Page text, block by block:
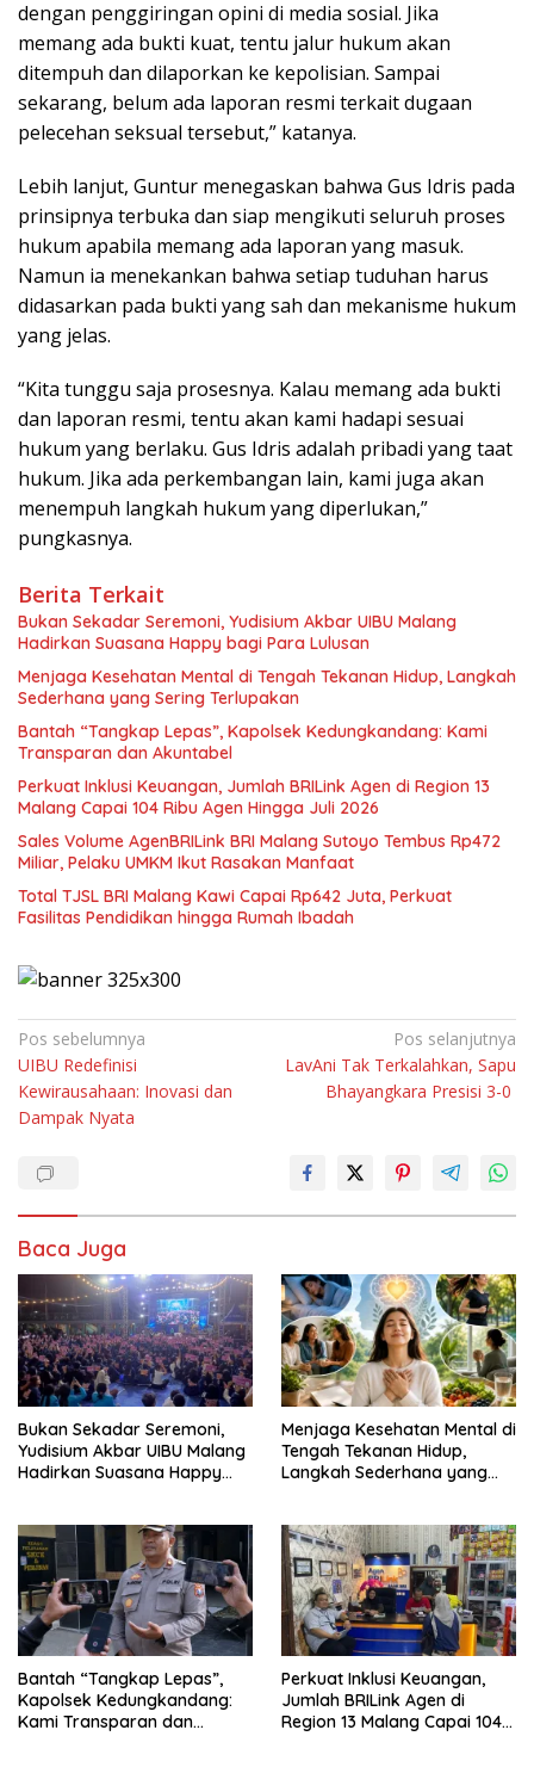
dengan penggiringan opini di media sosial. Jika
memang ada bukti kuat, tentu jalur hukum akan
ditempuh dan dilaporkan ke kepolisian. Sampai
sekarang, belum ada laporan resmi terkait dugaan
pelecehan seksual tersebut,” katanya.
Lebih lanjut, Guntur menegaskan bahwa Gus Idris pada
prinsipnya terbuka dan siap mengikuti seluruh proses
hukum apabila memang ada laporan yang masuk.
Namun ia menekankan bahwa setiap tuduhan harus
didasarkan pada bukti yang sah dan mekanisme hukum
yang jelas.
“Kita tunggu saja prosesnya. Kalau memang ada bukti
dan laporan resmi, tentu akan kami hadapi sesuai
hukum yang berlaku. Gus Idris adalah pribadi yang taat
hukum. Jika ada perkembangan lain, kami juga akan
menempuh langkah hukum yang diperlukan,”
pungkasnya.
Berita Terkait
Bukan Sekadar Seremoni, Yudisium Akbar UIBU Malang
Hadirkan Suasana Happy bagi Para Lulusan
Menjaga Kesehatan Mental di Tengah Tekanan Hidup, Langkah
Sederhana yang Sering Terlupakan
Bantah “Tangkap Lepas”, Kapolsek Kedungkandang: Kami
Transparan dan Akuntabel
Perkuat Inklusi Keuangan, Jumlah BRILink Agen di Region 13
Malang Capai 104 Ribu Agen Hingga Juli 2026
Sales Volume AgenBRILink BRI Malang Sutoyo Tembus Rp472
Miliar, Pelaku UMKM Ikut Rasakan Manfaat
Total TJSL BRI Malang Kawi Capai Rp642 Juta, Perkuat
Fasilitas Pendidikan hingga Rumah Ibadah
Navigasi
pos
Pos sebelumnya
UIBU Redefinisi
Kewirausahaan: Inovasi dan
Dampak Nyata
Pos selanjutnya
LavAni Tak Terkalahkan, Sapu
Bhayangkara Presisi 3-0
Baca Juga
Bukan Sekadar Seremoni,
Yudisium Akbar UIBU Malang
Hadirkan Suasana Happy
Menjaga Kesehatan Mental di
Tengah Tekanan Hidup,
Langkah Sederhana yang
Bantah “Tangkap Lepas”,
Kapolsek Kedungkandang:
Kami Transparan dan
Perkuat Inklusi Keuangan,
Jumlah BRILink Agen di
Region 13 Malang Capai 104